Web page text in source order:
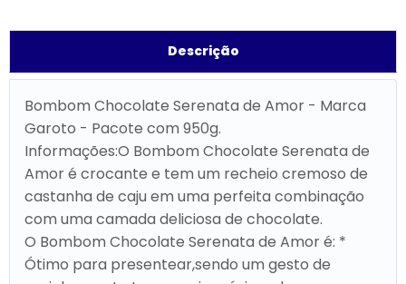
Descrição
Bombom Chocolate Serenata de Amor - Marca
Garoto - Pacote com 950g.
Informações:O Bombom Chocolate Serenata de
Amor é crocante e tem um recheio cremoso de
castanha de caju em uma perfeita combinação
com uma camada deliciosa de chocolate.
O Bombom Chocolate Serenata de Amor é: *
Ótimo para presentear,sendo um gesto de